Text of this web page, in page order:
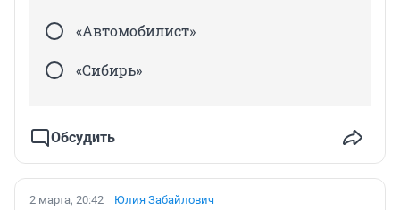
«Автомобилист»
«Сибирь»
Обсудить
2 марта, 20:42 Юлия Забайлович